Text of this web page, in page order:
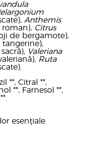
Anthemis
Citrus
de bergamote),
Valeriana
Ruta
**, Citral **,
**, Farnesol **,
esențiale